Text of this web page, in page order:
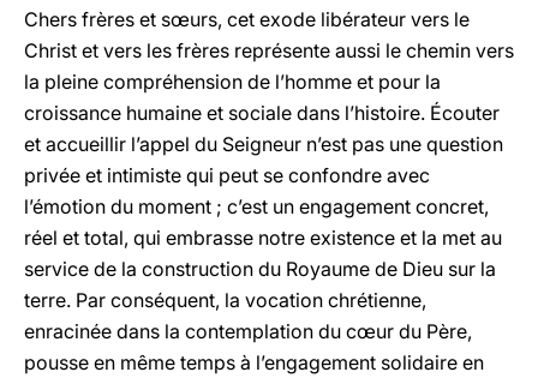
Chers frères et sœurs, cet exode libérateur vers le
Christ et vers les frères représente aussi le chemin vers
la pleine compréhension de l’homme et pour la
croissance humaine et sociale dans l’histoire. Écouter
et accueillir l’appel du Seigneur n’est pas une question
privée et intimiste qui peut se confondre avec
l’émotion du moment ; c’est un engagement concret,
réel et total, qui embrasse notre existence et la met au
service de la construction du Royaume de Dieu sur la
terre. Par conséquent, la vocation chrétienne,
enracinée dans la contemplation du cœur du Père,
pousse en même temps à l’engagement solidaire en